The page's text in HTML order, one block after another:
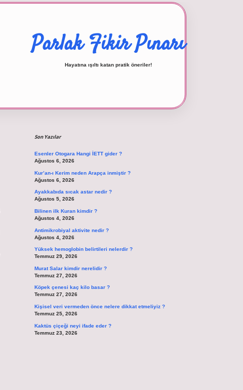
Parlak Fikir Pınarı
Hayatına ışıltı katan pratik öneriler!
Son Yazılar
Esenler Otogara Hangi İETT gider ?
Ağustos 6, 2026
Kur’an-ı Kerim neden Arapça inmiştir ?
Ağustos 6, 2026
Ayakkabıda sıcak astar nedir ?
Ağustos 5, 2026
Bilinen ilk Kuran kimdir ?
Ağustos 4, 2026
Antimikrobiyal aktivite nedir ?
Ağustos 4, 2026
Yüksek hemoglobin belirtileri nelerdir ?
Temmuz 29, 2026
Murat Salar kimdir nerelidir ?
Temmuz 27, 2026
Köpek çenesi kaç kilo basar ?
Temmuz 27, 2026
Kişisel veri vermeden önce nelere dikkat etmeliyiz ?
Temmuz 25, 2026
Kaktüs çiçeği neyi ifade eder ?
Temmuz 23, 2026